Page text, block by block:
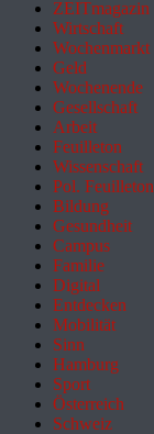
ZEITmagazin
Wirtschaft
Wochenmarkt
Geld
Wochenende
Gesellschaft
Arbeit
Feuilleton
Wissenschaft
Pol. Feuilleton
Bildung
Gesundheit
Campus
Familie
Digital
Entdecken
Mobilität
Sinn
Hamburg
Sport
Österreich
Schweiz